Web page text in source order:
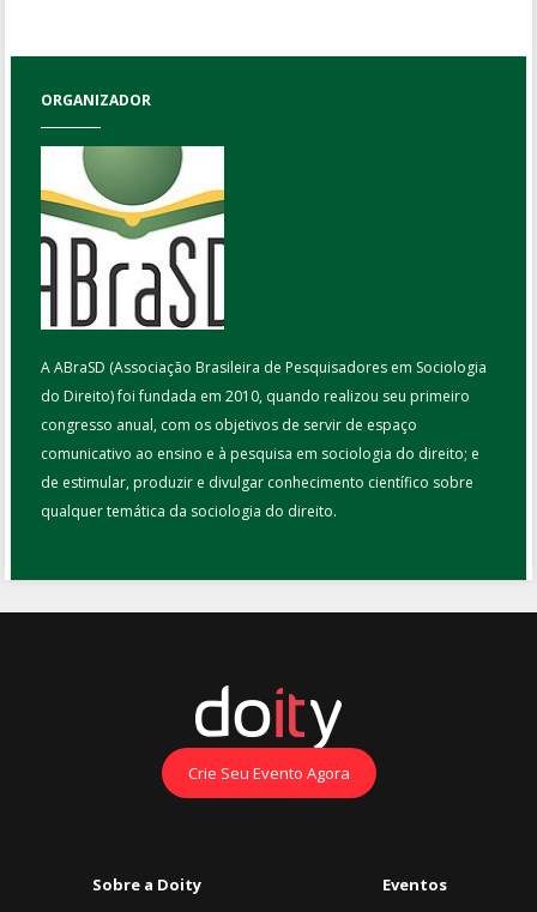
ORGANIZADOR
A ABraSD (Associação Brasileira de Pesquisadores em Sociologia
do Direito) foi fundada em 2010, quando realizou seu primeiro
congresso anual, com os objetivos de servir de espaço
comunicativo ao ensino e à pesquisa em sociologia do direito; e
de estimular, produzir e divulgar conhecimento científico sobre
qualquer temática da sociologia do direito.
Crie Seu Evento Agora
Sobre a Doity Eventos